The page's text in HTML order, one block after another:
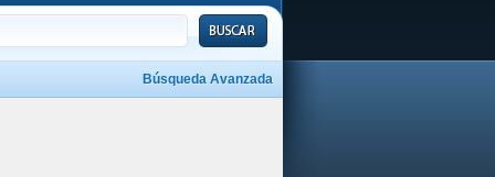
Búsqueda Avanzada